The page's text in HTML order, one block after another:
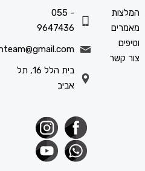
055 -
9647436
info.talenteam@gmail.com
בית הלל 16, תל